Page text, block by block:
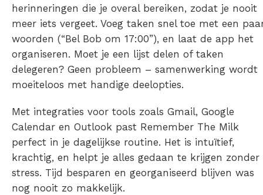
herinneringen die je overal bereiken, zodat je nooit
meer iets vergeet. Voeg taken snel toe met een
woorden (“Bel Bob om 17:00”), en laat de app het
organiseren. Moet je een lijst delen of taken
delegeren? Geen probleem – samenwerking wordt
moeiteloos met handige deelopties.
Met integraties voor tools zoals Gmail, Google
Calendar en Outlook past Remember The Milk
perfect in je dagelijkse routine. Het is intuïtief,
krachtig, en helpt je alles gedaan te krijgen zonder
stress. Tijd besparen en georganiseerd blijven was
nog nooit zo makkelijk.